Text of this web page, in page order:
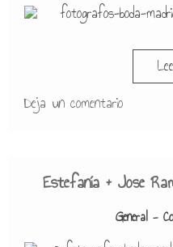
Deja un comentario
Estefanía + Jose
General -